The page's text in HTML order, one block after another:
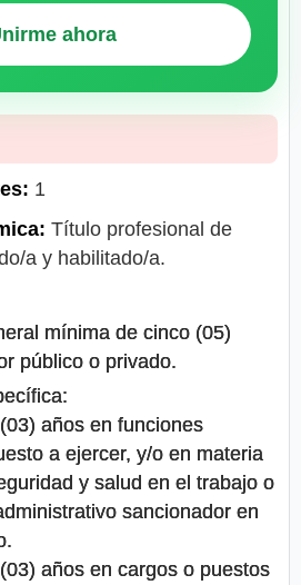
ahora
1
Título profesional de
a y habilitado/a.
mínima de cinco (05)
público o privado.
años en funciones
a ejercer, y/o en materia
y salud en el trabajo o
sancionador en
años en cargos o puestos